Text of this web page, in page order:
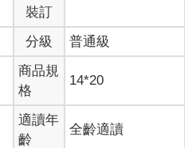
另一個角度來看，那樣的慵懶與
另一種生命其實必須的姿態──我
一切，並且相信那其中必然有我
候，放空的時候，有沒有可能，
，見證另一種反向力度的完成。
目的，不過只是，我存在於此時
裝訂
分級 普通級
商品規
格
14*20
適讀年
齡
全齡適讀